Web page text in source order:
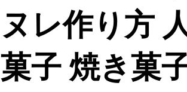
ヌレ作り方
菓子 焼き菓